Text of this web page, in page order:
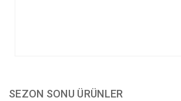
SEZON SONU ÜRÜNLER